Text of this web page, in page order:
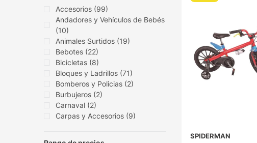
Accesorios (99)
Andadores y Vehículos de Bebés
(10)
Animales Surtidos (19)
Bebotes (22)
Bicicletas (8)
Bloques y Ladrillos (71)
Bomberos y Policias (2)
Burbujeros (2)
Carnaval (2)
Carpas y Accesorios (9)
SPIDERMAN